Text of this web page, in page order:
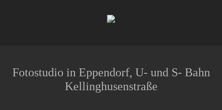
Fotostudio in Eppendorf, U- und S- Bahn
Kellinghusenstraße